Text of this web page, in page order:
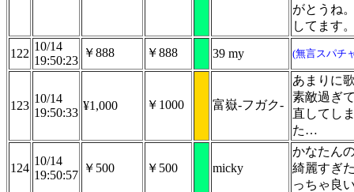
がとうね
してます
122
10/14
19:50:23
￥888 ￥888 39 my (無言スパチ
123
10/14
19:50:33
¥1,000 ￥1000 富嶽-フガク-
あまりに
素敵過ぎ
直してし
た…
124
10/14
19:50:57
￥500 ￥500 micky
かなたん
綺麗すぎ
っちゃ良